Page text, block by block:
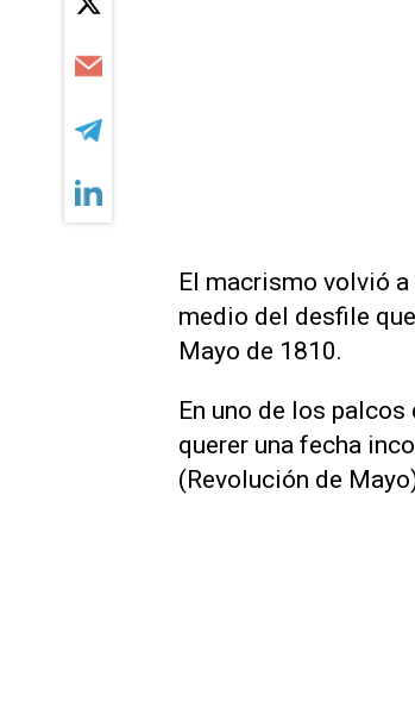
El macrismo volvió
medio del desfile
Mayo de 1810.
En uno de los
querer una fecha
(Revolución de